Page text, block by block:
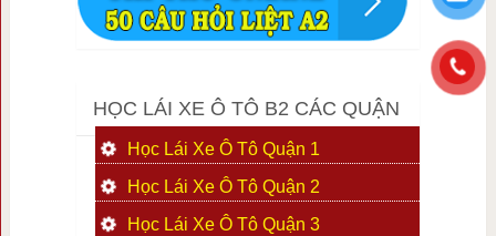
HỌC LÁI XE Ô TÔ B2 CÁC QUẬN
Học Lái Xe Ô Tô Quận 1
Học Lái Xe Ô Tô Quận 2
Học Lái Xe Ô Tô Quận 3